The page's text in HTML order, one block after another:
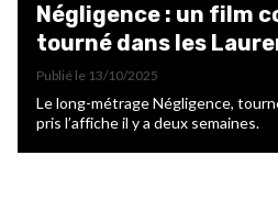
Négligence : un film
tourné dans les
Publié le 13/10/2025
Le long-métrage Négligence,
pris l’affiche il y a deux semaines.